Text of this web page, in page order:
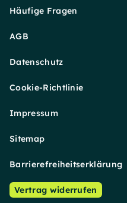
Häufige Fragen
AGB
Datenschutz
Cookie-Richtlinie
Impressum
Sitemap
Barrierefreiheitserklärung
Vertrag widerrufen